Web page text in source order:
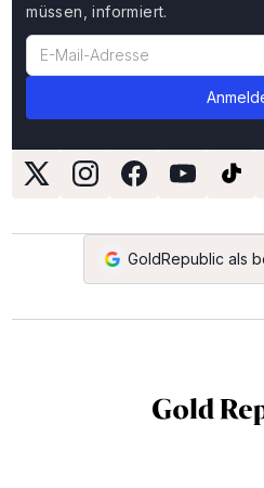
müssen, informiert.
GoldRepublic als